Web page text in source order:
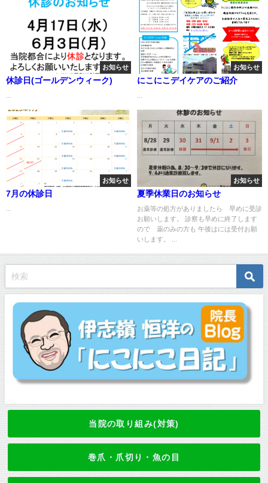
お知らせ
休診日(ゴールデンウィーク)
お知らせ
にこにこデイケアのご紹介
お知らせ
7月の休診日
お知らせ
夏季休業日のお知らせ
お薬等の処方がありましたら 早めに受診
お願いします。 診察も早めに終了します
ので 薬のみの方も 午後はには受付お願
いします。 ...
当院の取り組み(対策)
巻爪・爪切り・魚の目